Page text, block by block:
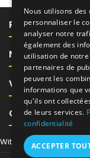
PRODUITS
NOTRE SOCIÉTÉ
VOTRE COMPTE
CONTACT
Withdraw from
Nous utilisons des
personnaliser le
analyser notre
également des
utilisation de
partenaires de
peuvent les
informations que
qu'ils ont
de leurs services.
confidentialité
ACCEPTER